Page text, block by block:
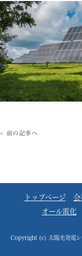
< 前の記事へ
トップページ 会
オール電化
Copyright (c) 太陽光発電